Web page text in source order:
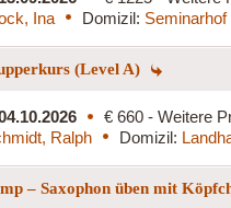
Ina Domizil:
(Level A)
€ 660 - Weitere
Ralph Domizil:
– Saxophon üben mit